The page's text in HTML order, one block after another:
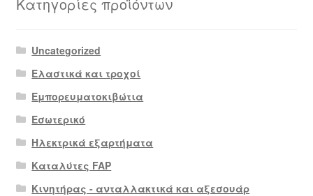
Κατηγορίες προϊόντων
Uncategorized
Ελαστικά και τροχοί
Εμπορευματοκιβώτια
Εσωτερικό
Ηλεκτρικά εξαρτήματα
Καταλύτες FAP
Κινητήρας - ανταλλακτικά και αξεσουάρ